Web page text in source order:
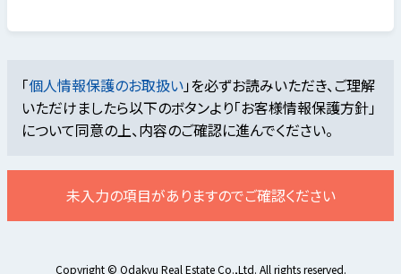
「個人情報保護のお取扱い」を必ずお読みいただき、ご理解
いただけましたら以下のボタンより「お客様情報保護方針」
について同意の上、内容のご確認に進んでください。
未入力の項目がありますのでご確認ください
Copyright © Odakyu Real Estate Co.,Ltd. All rights reserved.